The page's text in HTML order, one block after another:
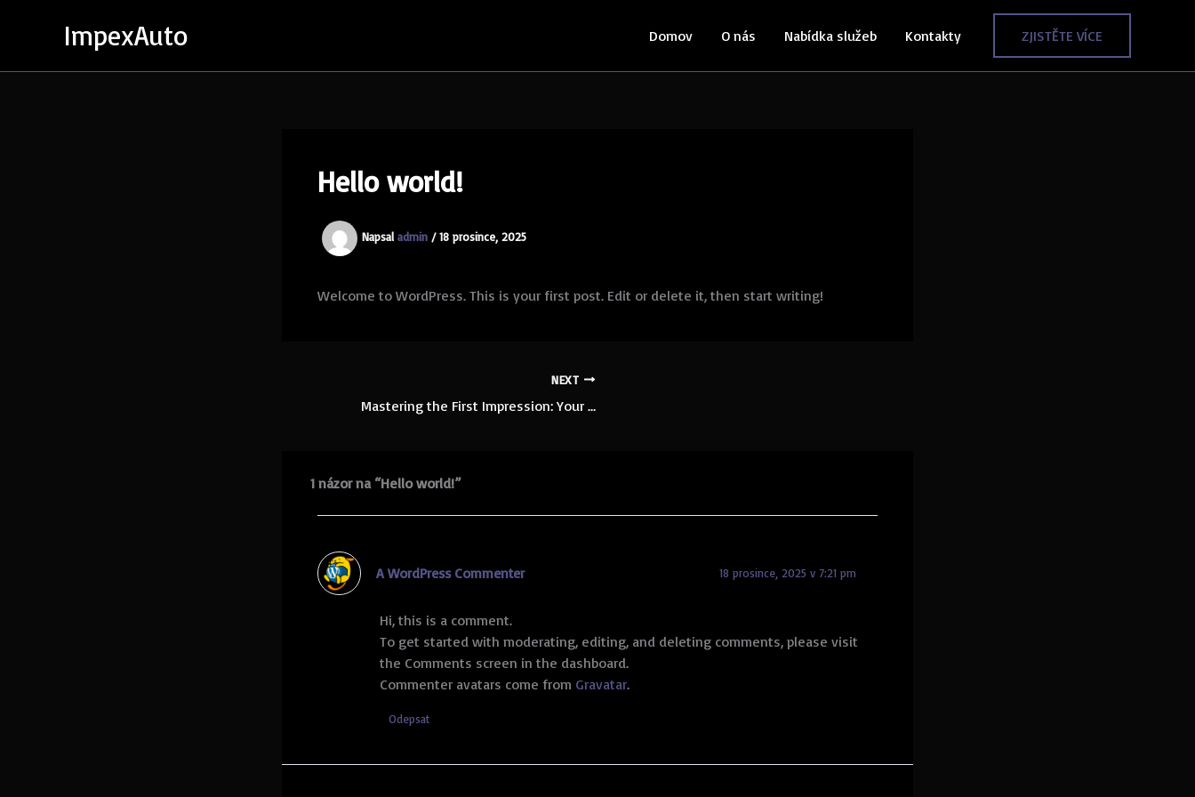
ImpexAuto Domov O nás Nabídka služeb Kontakty ZJISTĚTE VÍCE
Hello world!
Napsal admin /18 prosince, 2025
Welcome to WordPress. This is your first post. Edit or delete it, then start writing!
NEXT
Mastering the First Impression: Your intriguing post title goes here
1 názor na “Hello world!”
A WordPress Commenter 18 prosince, 2025 v 7:21 pm
Hi, this is a comment.
To get started with moderating, editing, and deleting comments, please visit
the Comments screen in the dashboard.
Commenter avatars come from Gravatar.
Odepsat